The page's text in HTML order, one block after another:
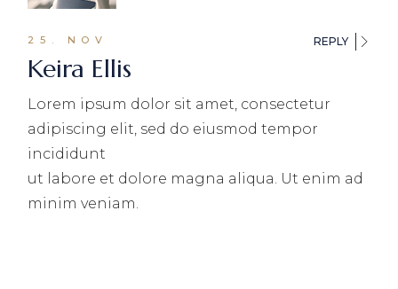
25. NOV REPLY
Keira Ellis
Lorem ipsum dolor sit amet, consectetur
adipiscing elit, sed do eiusmod tempor
incididunt
ut labore et dolore magna aliqua. Ut enim ad
minim veniam.